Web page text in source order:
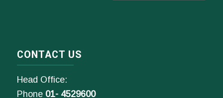
CONTACT US
Head Office:
Phone 01- 4529600